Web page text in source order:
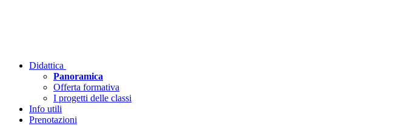
Didattica
Panoramica
Offerta formativa
I progetti delle classi
Info utili
Prenotazioni